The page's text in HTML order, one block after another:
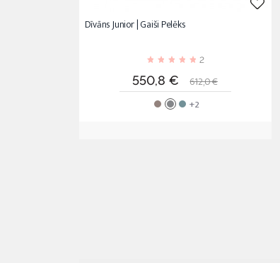
Dīvāns Junior | Gaiši Pelēks
2
Cena
550,8 €
Standarta
cena
612,0 €
+2